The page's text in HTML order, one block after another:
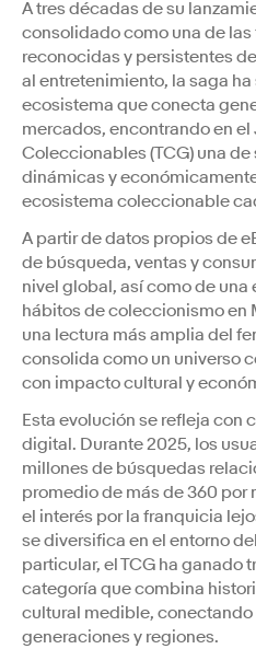
A tres décadas de su
consolidado como una de
reconocidas y persistentes
al entretenimiento, la saga
ecosistema que conecta
mercados, encontrando en
Coleccionables (TCG) una
dinámicas y
ecosistema coleccionable
A partir de datos propios de
de búsqueda, ventas y
nivel global, así como de
hábitos de coleccionismo en
una lectura más amplia del
consolida como un universo
con impacto cultural y
Esta evolución se refleja con
digital. Durante 2025, los
millones de búsquedas
promedio de más de 360 por
el interés por la franquicia
se diversifica en el entorno
particular, el TCG ha ganado
categoría que combina
cultural medible,
generaciones y regiones.